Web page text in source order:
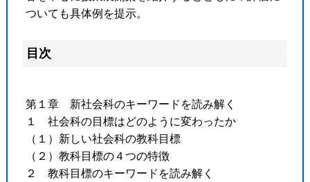
ついても具体例を提示。
目次
第１章 新社会科のキーワードを読み解く
１ 社会科の目標はどのように変わったか
（１）新しい社会科の教科目標
（２）教科目標の４つの特徴
２ 教科目標のキーワードを読み解く